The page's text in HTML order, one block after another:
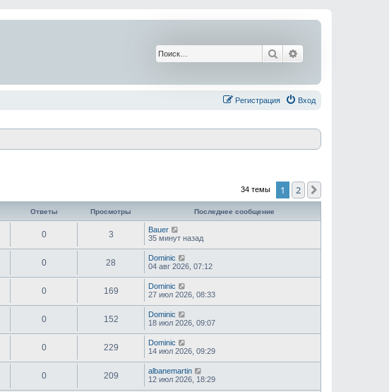
Поиск
Вход
Регистрация
34 темы 1 2
Ответы Просмотры Последнее сообщение
0 3
Bauer
35 минут назад
0 28
Dominic
04 авг 2026, 07:12
0 169
Dominic
27 июл 2026, 08:33
0 152
Dominic
18 июл 2026, 09:07
0 229
Dominic
14 июл 2026, 09:29
0 209
albanemartin
12 июл 2026, 18:29